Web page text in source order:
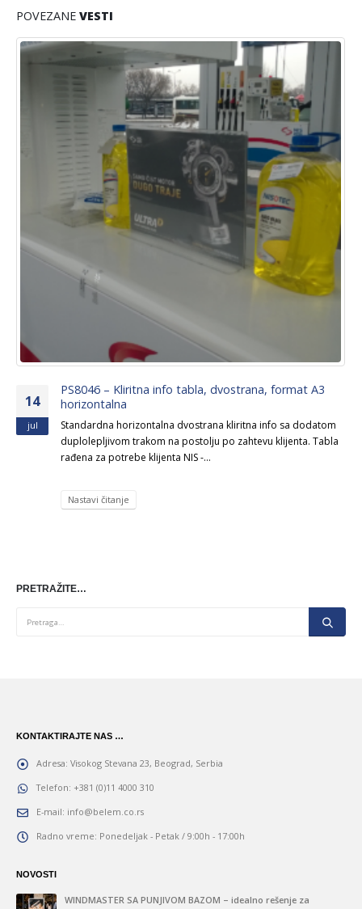
POVEZANE VESTI
14
jul
PS8046 – Kliritna info tabla, dvostrana, format A3
horizontalna
Standardna horizontalna dvostrana kliritna info sa dodatom
duplolepljivom trakom na postolju po zahtevu klijenta. Tabla
rađena za potrebe klijenta NIS -...
Nastavi čitanje
PRETRAŽITE…
KONTAKTIRAJTE NAS …
Adresa: Visokog Stevana 23, Beograd, Serbia
Telefon: +381 (0)11 4000 310
E-mail: info@belem.co.rs
Radno vreme: Ponedeljak - Petak / 9:00h - 17:00h
NOVOSTI
WINDMASTER SA PUNJIVOM BAZOM – idealno rešenje za